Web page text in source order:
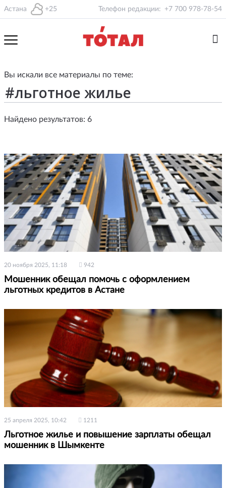
Астана +25 Телефон редакции: +7 700 978-78-54
Вы искали все материалы по теме:
Найдено результатов: 6
20 ноября 2025, 11:18 942
Мошенник обещал помочь с оформлением
льготных кредитов в Астане
25 апреля 2025, 10:42 1211
Льготное жилье и повышение зарплаты обещал
мошенник в Шымкенте